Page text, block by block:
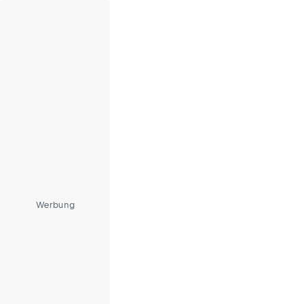
Werbung